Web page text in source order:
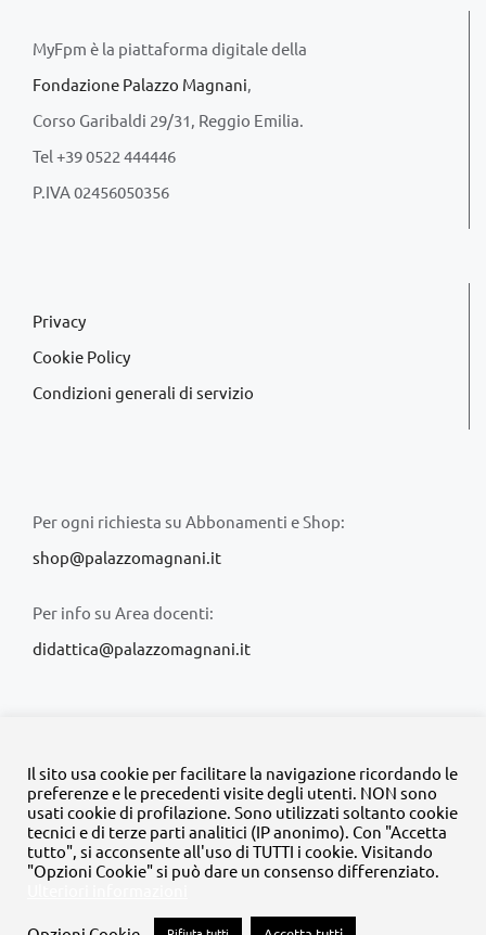
MyFpm è la piattaforma digitale della
Fondazione Palazzo Magnani,
Corso Garibaldi 29/31, Reggio Emilia.
Tel +39 0522 444446
P.IVA 02456050356
Privacy
Cookie Policy
Condizioni generali di servizio
Per ogni richiesta su Abbonamenti e Shop:
shop@palazzomagnani.it
Per info su Area docenti:
didattica@palazzomagnani.it
© Copyright 2020 -2026 | Tutti i diritti riservati | MyFpm è un
progetto dellaFondazione Palazzo Magnani
FacebookInstagram
TwitterLinkedInYouTube
Il sito usa cookie per facilitare la navigazione ricordando le
preferenze e le precedenti visite degli utenti. NON sono
usati cookie di profilazione. Sono utilizzati soltanto cookie
tecnici e di terze parti analitici (IP anonimo). Con "Accetta
tutto", si acconsente all'uso di TUTTI i cookie. Visitando
"Opzioni Cookie" si può dare un consenso differenziato.